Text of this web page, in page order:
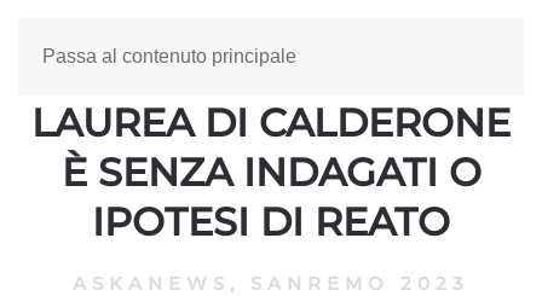
Passa al contenuto principale
IL FASCICOLO SULLA
LAUREA DI CALDERONE
È SENZA INDAGATI O
IPOTESI DI REATO
ASKANEWS , SANREMO 2023